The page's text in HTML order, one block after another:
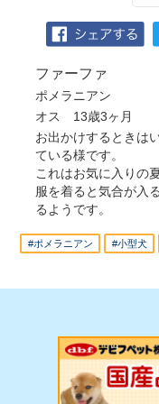
ファーファ
ポメラニアン
オス 13歳3ヶ月
お出かけするときは
ている様です。
これはお気に入りの
服を着ると気合が入
るようです。
#ポメラニアン #小型犬